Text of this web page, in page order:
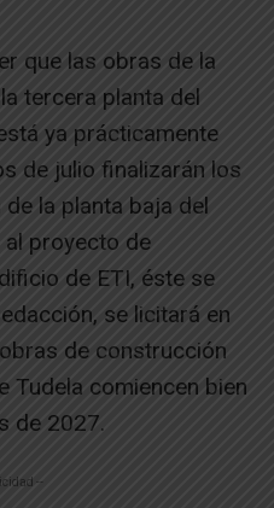
que las obras de la
tercera planta del
ya prácticamente
de julio finalizarán los
la planta baja del
al proyecto de
de ETI, éste se
se licitará en
de construcción
Tudela comiencen bien
de 2027.
--